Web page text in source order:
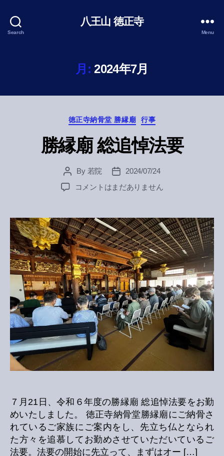
Search
八王山 徳正寺
Menu
月: 2024年7月
Categories
徳正寺納骨堂 勝縁廟 行事
勝縁廟 総追悼法要
Post
author
By 若院
Post
date
2024/07/24
勝
総
追
悼
法
要
へ
の
コメントはまだありません
７月21日、令和６年度の勝縁廟 総追悼法要をお勤
めいたしました。 徳正寺納骨堂勝縁廟にご納骨さ
れているご家族にご案内をし、先立ち仏となられ
た方々を追慕してお勤めさせていただいているご
法要。法要の開始に先立って、まずはオー […]